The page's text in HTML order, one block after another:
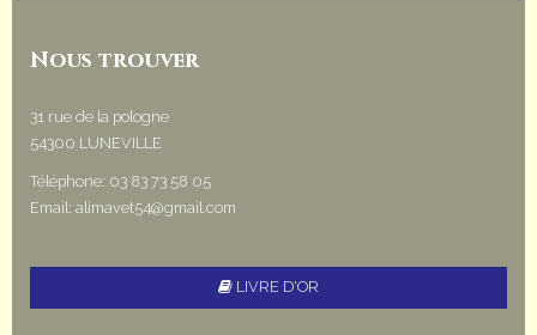
Nous trouver
31 rue de la pologne
54300 LUNEVILLE
Téléphone: 03 83 73 58 05
Email: alimavet54@gmail.com
LIVRE D'OR